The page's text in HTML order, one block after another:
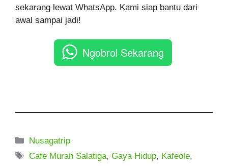
sekarang lewat WhatsApp. Kami siap bantu dari
awal sampai jadi!
Ngobrol Sekarang
Kategori
Nusagatrip
Tag
Cafe Murah Salatiga,Gaya Hidup, Kafeole,